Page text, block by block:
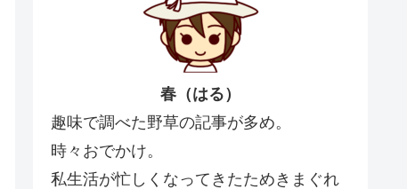
春（はる）
趣味で調べた野草の記事が多め。
時々おでかけ。
私生活が忙しくなってきたためきまぐれ